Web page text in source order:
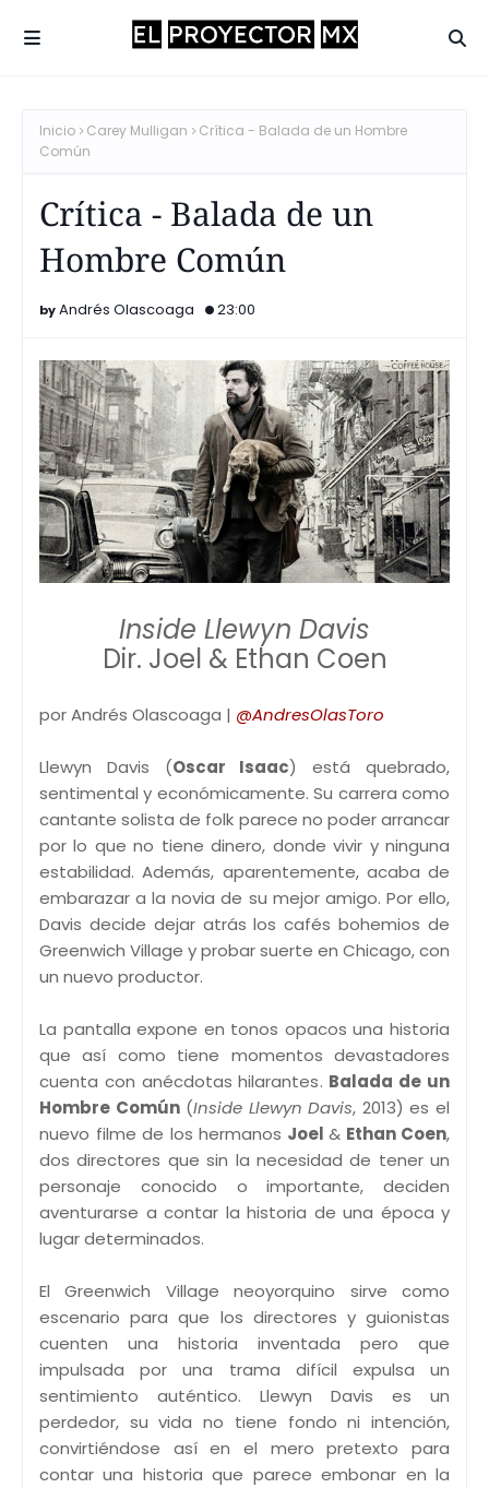
Inicio Carey Mulligan
Crítica - Balada de un Hombre
Común
Crítica - Balada de un
Hombre Común
Andrés Olascoaga 23:00
Inside Llewyn Davis
Dir. Joel & Ethan Coen
por Andrés Olascoaga | @AndresOlasToro
Llewyn Davis (Oscar Isaac) está quebrado,
sentimental y económicamente. Su carrera como
cantante solista de folk parece no poder arrancar
por lo que no tiene dinero, donde vivir y ninguna
estabilidad. Además, aparentemente, acaba de
embarazar a la novia de su mejor amigo. Por ello,
Davis decide dejar atrás los cafés bohemios de
Greenwich Village y probar suerte en Chicago, con
un nuevo productor.
La pantalla expone en tonos opacos una historia
que así como tiene momentos devastadores
cuenta con anécdotas hilarantes. Balada de un
Hombre Común(Inside Llewyn Davis, 2013) es el
nuevo filme de los hermanos Joel & Ethan Coen,
dos directores que sin la necesidad de tener un
personaje conocido o importante, deciden
aventurarse a contar la historia de una época y
lugar determinados.
El Greenwich Village neoyorquino sirve como
escenario para que los directores y guionistas
cuenten una historia inventada pero que
impulsada por una trama difícil expulsa un
sentimiento auténtico. Llewyn Davis es un
perdedor, su vida no tiene fondo ni intención,
convirtiéndose así en el mero pretexto para
contar una historia que parece embonar en la